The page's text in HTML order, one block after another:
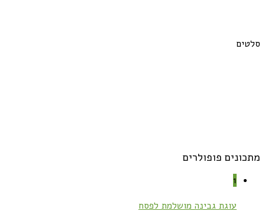
סלטים
מתכונים פופולרים
1
עוגת גבינה מושלמת לפסח